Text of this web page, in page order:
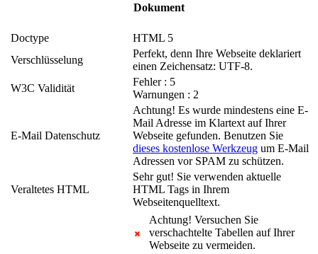
Dokument
Doctype
HTML 5
Verschlüsselung
Perfekt, denn Ihre Webseite deklariert
einen Zeichensatz: UTF-8.
W3C Validität
Fehler : 5
Warnungen : 2
E-Mail Datenschutz
Achtung! Es wurde mindestens eine E-
Mail Adresse im Klartext auf Ihrer
Webseite gefunden. Benutzen Sie
dieses kostenlose Werkzeug um E-Mail
Adressen vor SPAM zu schützen.
Veraltetes HTML
Sehr gut! Sie verwenden aktuelle
HTML Tags in Ihrem
Webseitenquelltext.
Achtung! Versuchen Sie
verschachtelte Tabellen auf Ihrer
Webseite zu vermeiden.